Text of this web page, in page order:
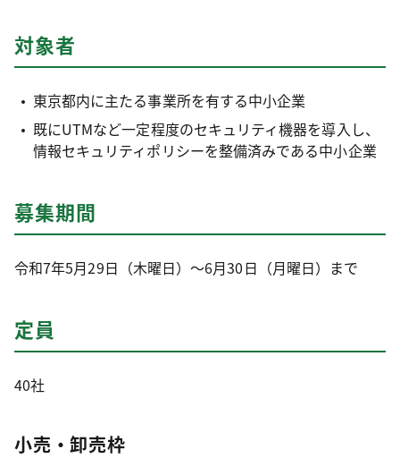
対象者
東京都内に主たる事業所を有する中小企業
既にUTMなど一定程度のセキュリティ機器を導入し、
情報セキュリティポリシーを整備済みである中小企業
募集期間
令和7年5月29日（木曜日）～6月30日（月曜日）まで
定員
40社
小売・卸売枠